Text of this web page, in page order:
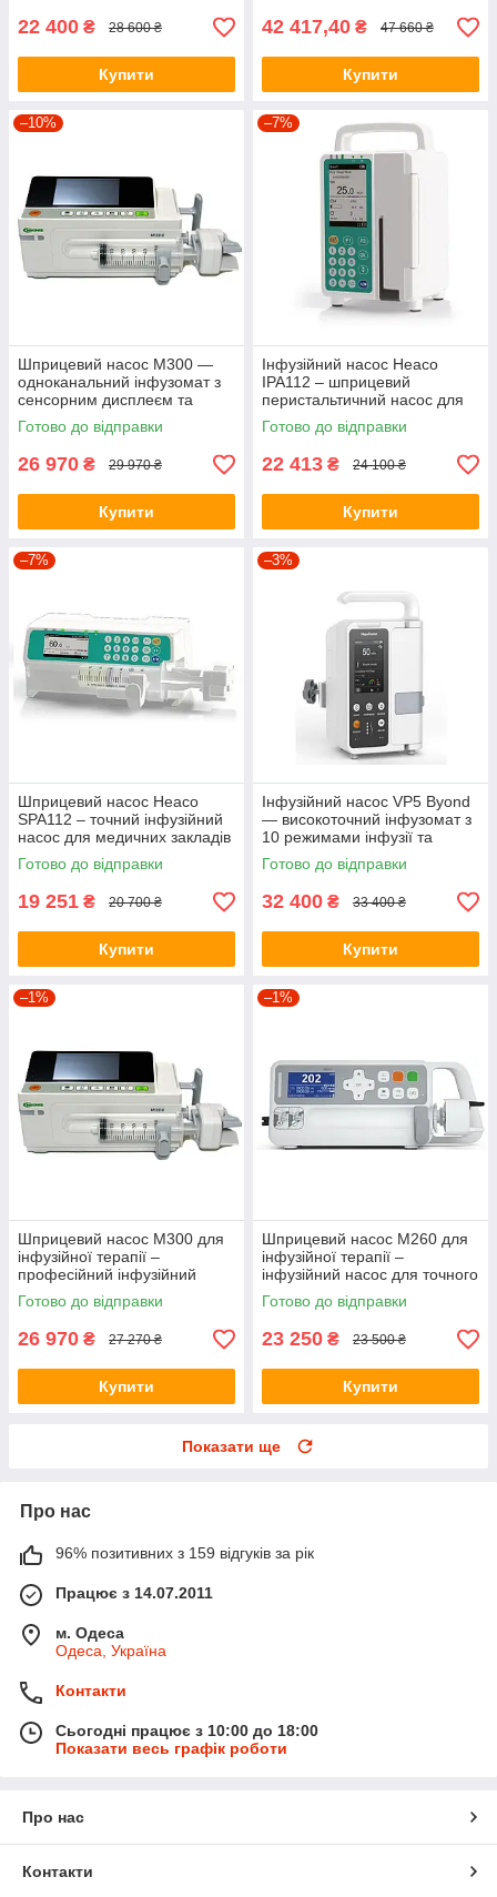
22 400 ₴ 28 600 ₴
Купити
42 417,40 ₴ 47 660 ₴
Купити
–10%
Шприцевий насос M300 —
одноканальний інфузомат з
сенсорним дисплеєм та
високою точністю введення
Готово до відправки
26 970 ₴ 29 970 ₴
Купити
–7%
Інфузійний насос Heaco
IPA112 – шприцевий
перистальтичний насос для
точної та безпечної інфузії
ліків
Готово до відправки
22 413 ₴ 24 100 ₴
Купити
–7%
Шприцевий насос Heaco
SPA112 – точний інфузійний
насос для медичних закладів
Готово до відправки
19 251 ₴ 20 700 ₴
Купити
–3%
Інфузійний насос VP5 Byond
— високоточний інфузомат з
10 режимами інфузії та
подвійним датчиком повітря,
(HLR)
Готово до відправки
32 400 ₴ 33 400 ₴
Купити
–1%
Шприцевий насос M300 для
інфузійної терапії –
професійний інфузійний
насос з 9 режимами
введення препаратів
Готово до відправки
26 970 ₴ 27 270 ₴
Купити
–1%
Шприцевий насос M260 для
інфузійної терапії –
інфузійний насос для точного
дозованого введення
лікарських препаратів
Готово до відправки
23 250 ₴ 23 500 ₴
Купити
Показати ще
Про нас
96% позитивних з 159 відгуків за рік
Працює з 14.07.2011
м. Одеса
Одеса, Україна
Контакти
Сьогодні працює з 10:00 до 18:00
Показати весь графік роботи
Про нас
Контакти